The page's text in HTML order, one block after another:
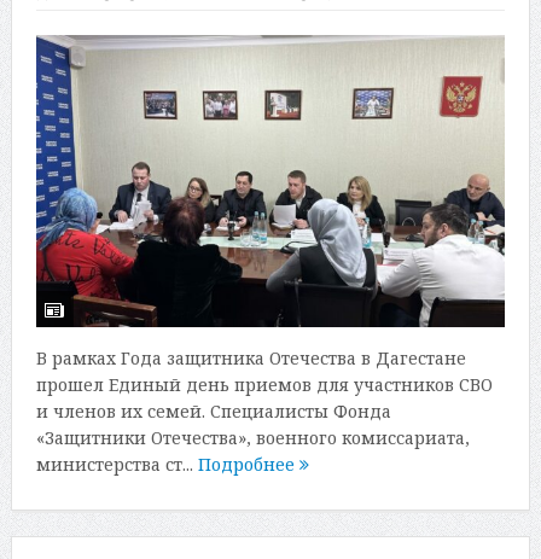
В рамках Года защитника Отечества в Дагестане
прошел Единый день приемов для участников СВО
и членов их семей. Специалисты Фонда
«Защитники Отечества», военного комиссариата,
министерства ст... Подробнее